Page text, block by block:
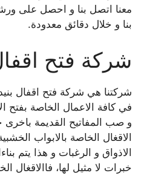
معنا اتصل بنا و احصل على
بنا و خلال دقائق معدودة.
شركة فتح
شركتنا هي شركة فتح اقفال
في كافة الاعمال الخاصة بفتح
و صب المفاتيح القديمة باخرى
الاقغال الخاصة بالابواب
الاذواق و الرغبات و هذا يتم
خبرات لا مثيل لها، فاالاقغال